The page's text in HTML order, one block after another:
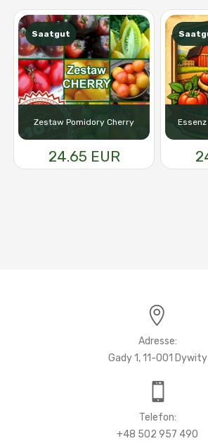
Saatgut
Zestaw Pomidory Cherry
24.65 EUR
Adresse:
Gady 1, 11-001 Dywity
Telefon:
+48 502 957 490